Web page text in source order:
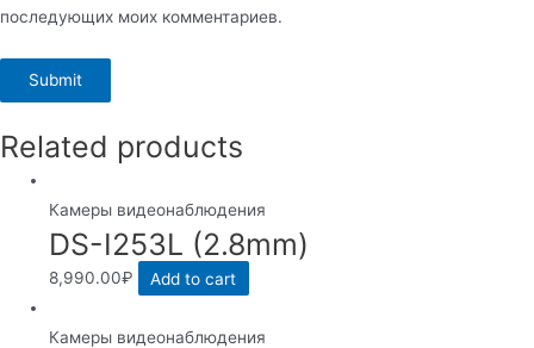
последующих моих комментариев.
Related products
Камеры видеонаблюдения
DS-I253L (2.8mm)
8,990.00₽ Add to cart
Камеры видеонаблюдения